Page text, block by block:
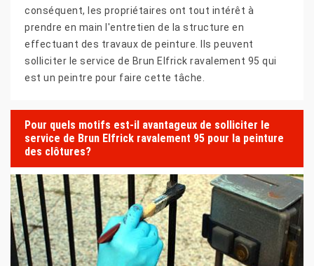
conséquent, les propriétaires ont tout intérêt à
prendre en main l'entretien de la structure en
effectuant des travaux de peinture. Ils peuvent
solliciter le service de Brun Elfrick ravalement 95 qui
est un peintre pour faire cette tâche.
Pour quels motifs est-il avantageux de solliciter le
service de Brun Elfrick ravalement 95 pour la peinture
des clôtures?